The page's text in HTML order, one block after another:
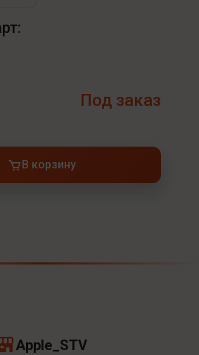
Под заказ
В корзину
Apple_STV